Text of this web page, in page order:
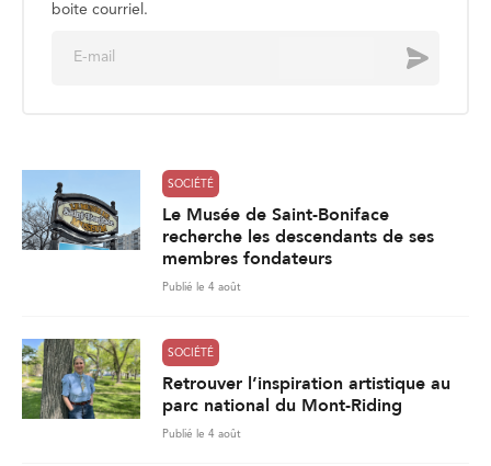
boite courriel.
Envoyer
SOCIÉTÉ
Le Musée de Saint-Boniface
recherche les descendants de ses
membres fondateurs
Publié le 4 août
SOCIÉTÉ
Retrouver l’inspiration artistique au
parc national du Mont-Riding
Publié le 4 août